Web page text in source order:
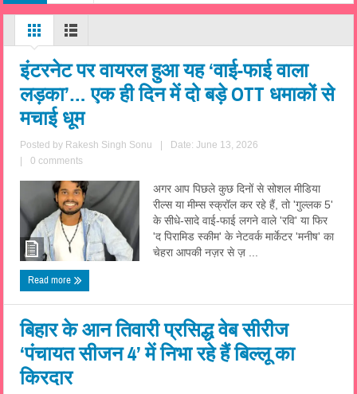
इंटरनेट पर वायरल हुआ यह ‘वाई-फाई वाला
लड़का’… एक ही दिन में दो बड़े OTT धमाकों से
मचाई धूम
Posted by Rakesh Singh Sonu
Date: June 13, 2026
0 comments
अगर आप पिछले कुछ दिनों से सोशल मीडिया
रील्स या मीम्स स्क्रॉल कर रहे हैं, तो 'गुल्लक 5'
के सीधे-सादे वाई-फाई लगने वाले 'रवि' या फिर
'द पिरामिड स्कीम' के नेटवर्क मार्केटर 'मनीष' का
चेहरा आपकी नज़र से ज़ ...
Read more
बिहार के आन तिवारी प्रसिद्ध वेब सीरीज
‘पंचायत सीजन 4’ में निभा रहे हैं बिल्लू का
किरदार